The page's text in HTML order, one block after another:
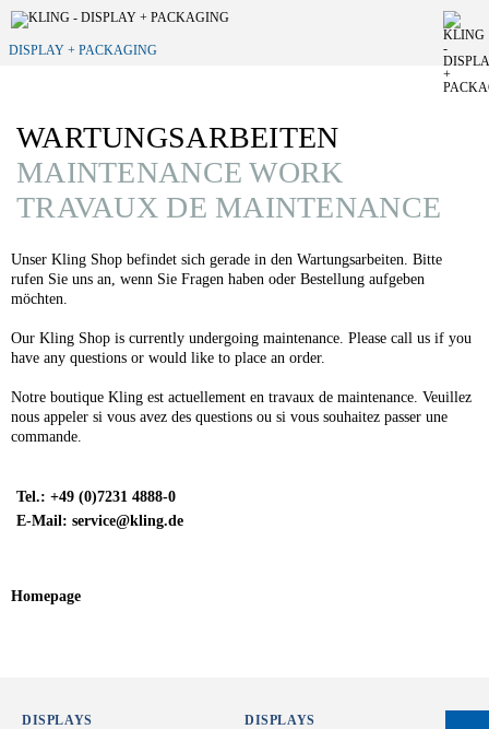
DISPLAY + PACKAGING
WARTUNGSARBEITEN
MAINTENANCE WORK
TRAVAUX DE MAINTENANCE
Unser Kling Shop befindet sich gerade in den Wartungsarbeiten. Bitte
rufen Sie uns an, wenn Sie Fragen haben oder Bestellung aufgeben
möchten.
Our Kling Shop is currently undergoing maintenance. Please call us if you
have any questions or would like to place an order.
Notre boutique Kling est actuellement en travaux de maintenance. Veuillez
nous appeler si vous avez des questions ou si vous souhaitez passer une
commande.
Tel.: +49 (0)7231 4888-0
E-Mail: service@kling.de
Homepage
DISPLAYS DISPLAYS